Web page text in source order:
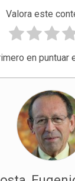
Valora este
en puntuar